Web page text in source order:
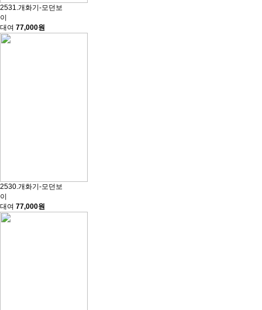
2531.개화기-모던보
이
대여 77,000원
2530.개화기-모던보
이
대여 77,000원